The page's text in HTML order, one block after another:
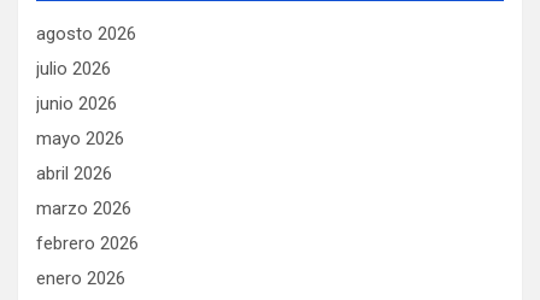
agosto 2026
julio 2026
junio 2026
mayo 2026
abril 2026
marzo 2026
febrero 2026
enero 2026